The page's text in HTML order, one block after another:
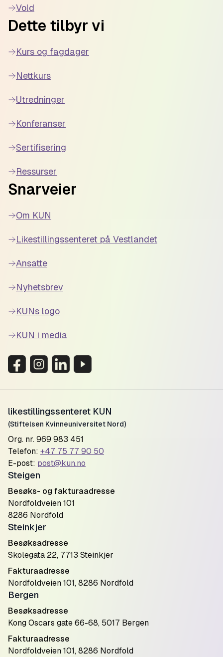
Vold
Dette tilbyr vi
Kurs og fagdager
Nettkurs
Utredninger
Konferanser
Sertifisering
Ressurser
Snarveier
Om KUN
Likestillingssenteret på Vestlandet
Ansatte
Nyhetsbrev
KUNs logo
KUN i media
likestillingssenteret KUN
(Stiftelsen Kvinneuniversitet Nord)
Org. nr. 969 983 451
Telefon: +47 75 77 90 50
E-post: post@kun.no
Steigen
Besøks- og fakturaadresse
Nordfoldveien 101
8286 Nordfold
Steinkjer
Besøksadresse
Skolegata 22, 7713 Steinkjer
Fakturaadresse
Nordfoldveien 101, 8286 Nordfold
Bergen
Besøksadresse
Kong Oscars gate 66-68, 5017 Bergen
Fakturaadresse
Nordfoldveien 101, 8286 Nordfold